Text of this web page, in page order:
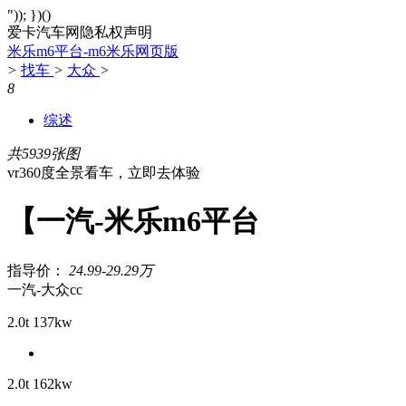
")); })()
爱卡汽车网隐私权声明
米乐m6平台-m6米乐网页版
> 找车 > 大众 >
8
综述
共5939张图
vr360度全景看车，立即去体验
【一汽-米乐m6平台
指导价： 24.99-29.29万
一汽-大众cc
2.0t 137kw
2.0t 162kw